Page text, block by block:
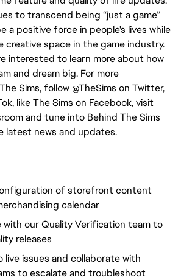
to transcend being “just a game”
a positive force in people's lives while
creative space in the game industry.
interested to learn more about how
and dream big. For more
Sims, follow @TheSims on Twitter,
like The Sims on Facebook, visit
and tune into Behind The Sims
latest news and updates.
of storefront content
calendar
with our Quality Verification team to
releases
live issues and collaborate with
to escalate and troubleshoot